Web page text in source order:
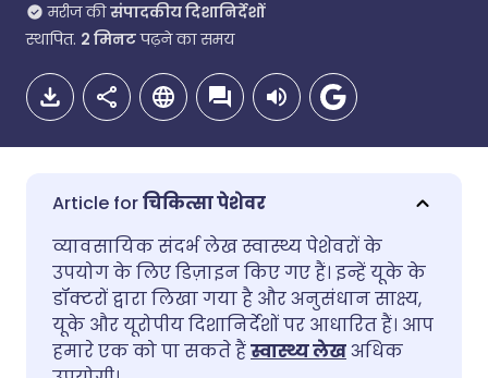
मरीज की संपादकीय दिशानिर्देशों
स्थापित. 2 मिनटपढ़ने का समय
ईमेल के माध्यम से साझा करें
फेसबुक के माध्यम से साझा करें
🇬🇧 English 🇩🇪 Deutsch
🇪🇸 Español 🇫🇷 Français
चिकित्सा पेशेवर
व्यावसायिक संदर्भ लेख स्वास्थ्य पेशेवरों के
उपयोग के लिए डिज़ाइन किए गए हैं। इन्हें यूके के
डॉक्टरों द्वारा लिखा गया है और अनुसंधान साक्ष्य,
यूके और यूरोपीय दिशानिर्देशों पर आधारित हैं। आप
हमारे एक को पा सकते हैंस्वास्थ्य लेखअधिक